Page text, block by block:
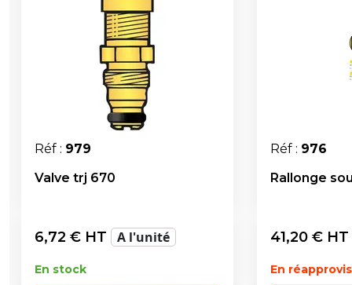
Réf : 979
Valve trj 670
6,72 € HT A l'unité
En stock
Réf : 976
Rallonge
41,20 € HT
En